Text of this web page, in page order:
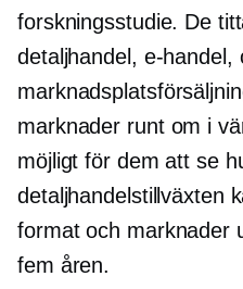
forskningsstudie. De
detaljhandel, e-handel,
marknader runt om i
möjligt för dem att se
detaljhandelstillväxten
format och marknader
fem åren.